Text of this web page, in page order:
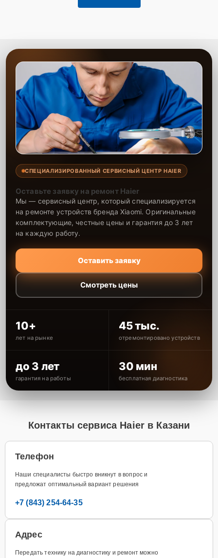
СПЕЦИАЛИЗИРОВАННЫЙ СЕРВИСНЫЙ ЦЕНТР HAIER
Оставьте заявку на ремонт Haier
Мы — сервисный центр, который специализируется
на ремонте устройств бренда Xiaomi. Оригинальные
комплектующие, честные цены и гарантия до 3 лет
на каждую работу.
Оставить заявку
Смотреть цены
10+
лет на рынке
45 тыс.
отремонтировано устройств
до 3 лет
гарантия на работы
30 мин
бесплатная диагностика
Контакты сервиса Haier в Казани
Телефон
Наши специалисты быстро вникнут в вопрос и
предложат оптимальный вариант решения
+7 (843) 254-64-35
Адрес
Передать технику на диагностику и ремонт можно